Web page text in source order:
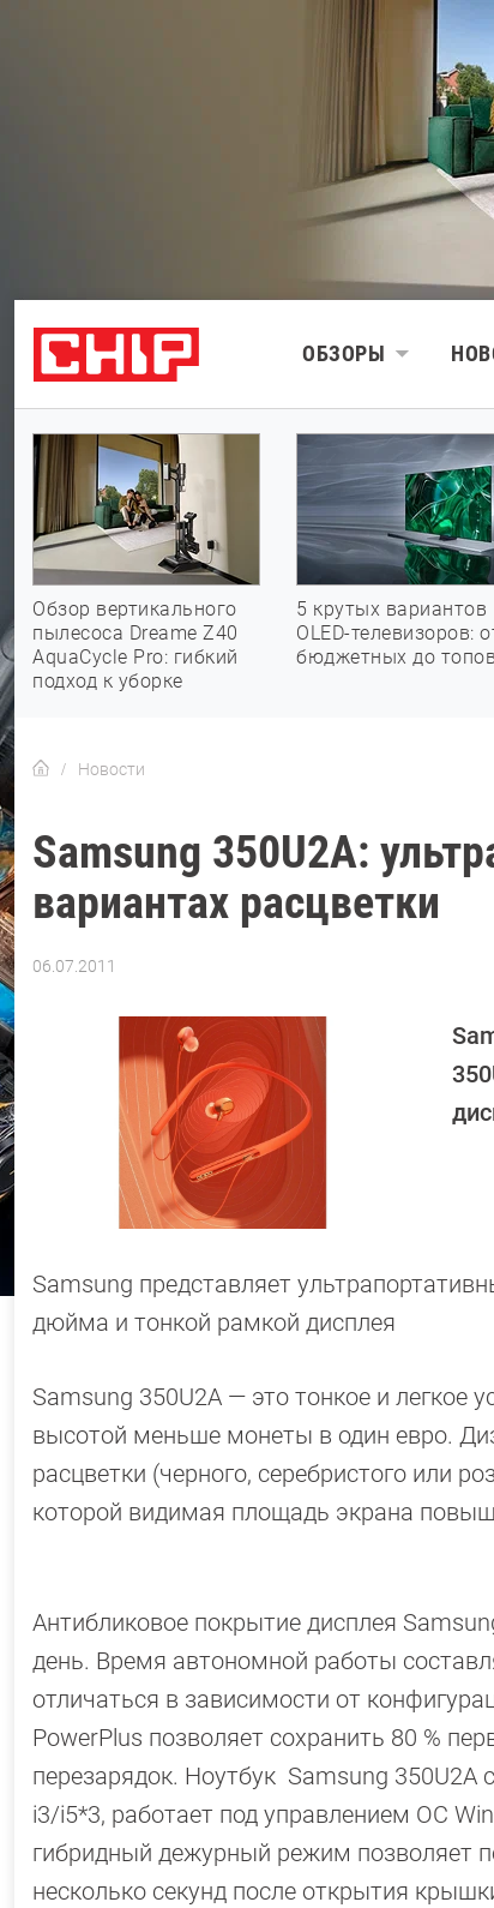
ОБЗОРЫ
Обзор вертикального
пылесоса Dreame Z40
AquaCycle Pro: гибкий
подход к уборке
5 крутых вариантов
OLED-телевизоров:
бюджетных до
Новости
Samsung 350U2A:
вариантах расцветки
06.07.2011
Samsung представляет
дюйма и тонкой рамкой дисплея
Samsung 350U2A — это тонкое и легкое
высотой меньше монеты в один евро.
расцветки (черного, серебристого или
которой видимая площадь экрана
Антибликовое покрытие дисплея
день. Время автономной работы
отличаться в зависимости от
PowerPlus позволяет сохранить 80 %
перезарядок. Ноутбук Samsung 350U2A
i3/i5*3, работает под управлением ОС
гибридный дежурный режим позволяет
несколько секунд после открытия